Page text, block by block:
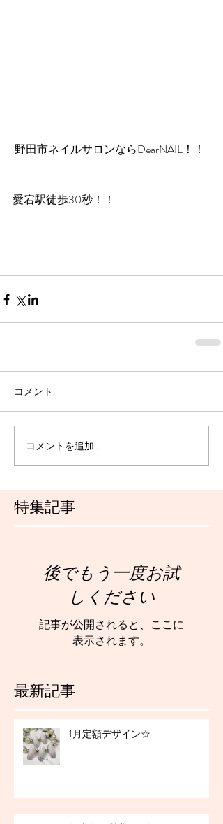
特集記事
最新記事
野田市ネイルサロンならDearNAIL！！
愛宕駅徒歩30秒！！
コメント
コメントを追加…
後でもう一度お試
しください
記事が公開されると、ここに
表示されます。
1月定額デザイン☆